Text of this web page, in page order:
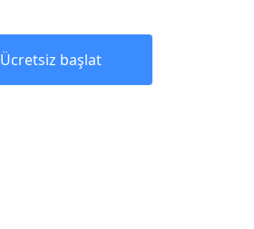
Ücretsiz başlat